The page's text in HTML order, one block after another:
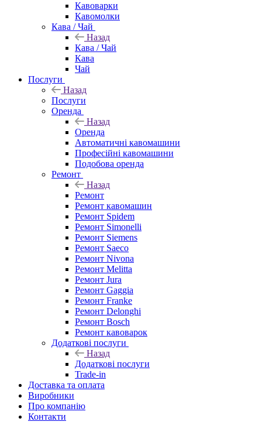
Кавоварки
Кавомолки
Кава / Чай
Назад
Кава / Чай
Кава
Чай
Послуги
Назад
Послуги
Оренда
Назад
Оренда
Автоматичні кавомашини
Професійні кавомашини
Подобова оренда
Ремонт
Назад
Ремонт
Ремонт кавомашин
Ремонт Spidem
Ремонт Simonelli
Ремонт Siemens
Ремонт Saeco
Ремонт Nivona
Ремонт Melitta
Ремонт Jura
Ремонт Gaggia
Ремонт Franke
Ремонт Delonghi
Ремонт Bosch
Ремонт кавоварок
Додаткові послуги
Назад
Додаткові послуги
Trade-in
Доставка та оплата
Виробники
Про компанію
Контакти